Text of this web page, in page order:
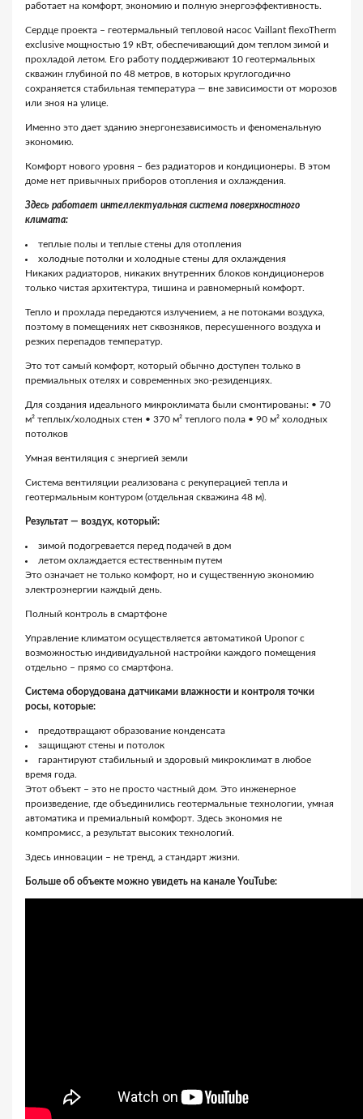
работает на комфорт, экономию и полную энергоэффективность.
Сердце проекта – геотермальный тепловой насос Vaillant flexoTherm
exclusive мощностью 19 кВт, обеспечивающий дом теплом зимой и
прохладой летом. Его работу поддерживают 10 геотермальных
скважин глубиной по 48 метров, в которых круглогодично
сохраняется стабильная температура — вне зависимости от морозов
или зноя на улице.
Именно это дает зданию энергонезависимость и феноменальную
экономию.
Комфорт нового уровня – без радиаторов и кондиционеры. В этом
доме нет привычных приборов отопления и охлаждения.
Здесь работает интеллектуальная система поверхностного
климата:
теплые полы и теплые стены для отопления
холодные потолки и холодные стены для охлаждения
Никаких радиаторов, никаких внутренних блоков кондиционеров
только чистая архитектура, тишина и равномерный комфорт.
Тепло и прохлада передаются излучением, а не потоками воздуха,
поэтому в помещениях нет сквозняков, пересушенного воздуха и
резких перепадов температур.
Это тот самый комфорт, который обычно доступен только в
премиальных отелях и современных эко-резиденциях.
Для создания идеального микроклимата были смонтированы: • 70
м² теплых/холодных стен • 370 м² теплого пола • 90 м² холодных
потолков
Умная вентиляция с энергией земли
Система вентиляции реализована с рекуперацией тепла и
геотермальным контуром (отдельная скважина 48 м).
Результат — воздух, который:
зимой подогревается перед подачей в дом
летом охлаждается естественным путем
Это означает не только комфорт, но и существенную экономию
электроэнергии каждый день.
Полный контроль в смартфоне
Управление климатом осуществляется автоматикой Uponor с
возможностью индивидуальной настройки каждого помещения
отдельно – прямо со смартфона.
Система оборудована датчиками влажности и контроля точки
росы, которые:
предотвращают образование конденсата
защищают стены и потолок
гарантируют стабильный и здоровый микроклимат в любое
время года.
Этот объект – это не просто частный дом. Это инженерное
произведение, где объединились геотермальные технологии, умная
автоматика и премиальный комфорт. Здесь экономия не
компромисс, а результат высоких технологий.
Здесь инновации – не тренд, а стандарт жизни.
Больше об объекте можно увидеть на канале YouTube: